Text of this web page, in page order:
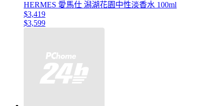
HERMES 愛馬仕 潟湖花園中性淡香水 100ml
$3,419
$3,599